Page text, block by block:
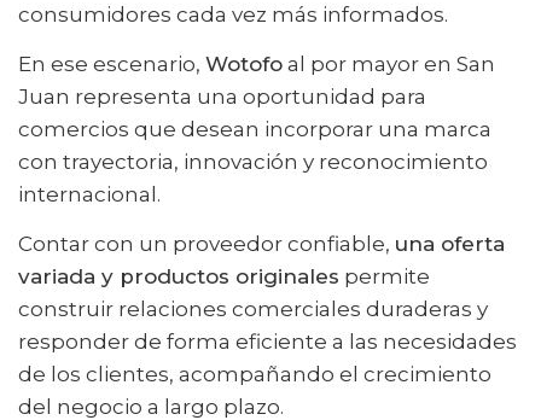
consumidores cada vez más informados.
En ese escenario, Wotofo al por mayor en San
Juan representa una oportunidad para
comercios que desean incorporar una marca
con trayectoria, innovación y reconocimiento
internacional.
Contar con un proveedor confiable, una oferta
variada y productos originales permite
construir relaciones comerciales duraderas y
responder de forma eficiente a las necesidades
de los clientes, acompañando el crecimiento
del negocio a largo plazo.